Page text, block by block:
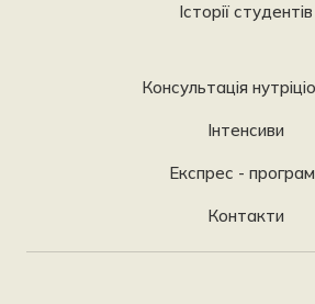
Історії студентів
Консультація
Інтенсиви
Експрес -
Контакти